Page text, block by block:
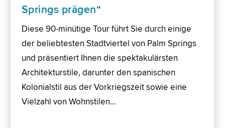
Springs prägen“
Diese 90-minütige Tour führt Sie durch einige
der beliebtesten Stadtviertel von Palm Springs
und präsentiert Ihnen die spektakulärsten
Architekturstile, darunter den spanischen
Kolonialstil aus der Vorkriegszeit sowie eine
Vielzahl von Wohnstilen…